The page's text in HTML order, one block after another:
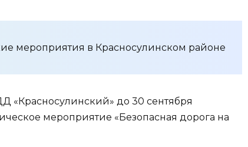
мероприятия в Красносулинском районе
«Красносулинский» до 30 сентября
мероприятие «Безопасная дорога на